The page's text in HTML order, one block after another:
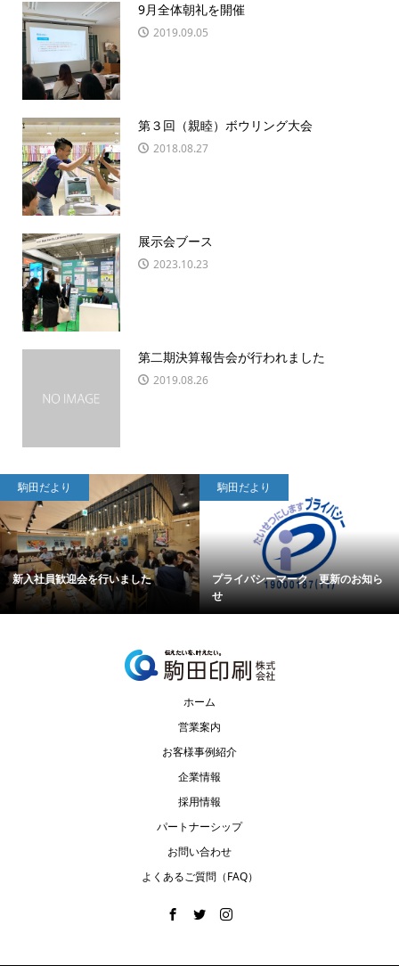
9月全体朝礼を開催
2019.09.05
第３回（親睦）ボウリング大会
2018.08.27
展示会ブース
2023.10.23
第二期決算報告会が行われました
2019.08.26
駒田だより
新入社員歓迎会を行いました
駒田だより
プライバシーマーク 更新のお知ら
せ
ホーム
営業案内
お客様事例紹介
企業情報
採用情報
パートナーシップ
お問い合わせ
よくあるご質問（FAQ）